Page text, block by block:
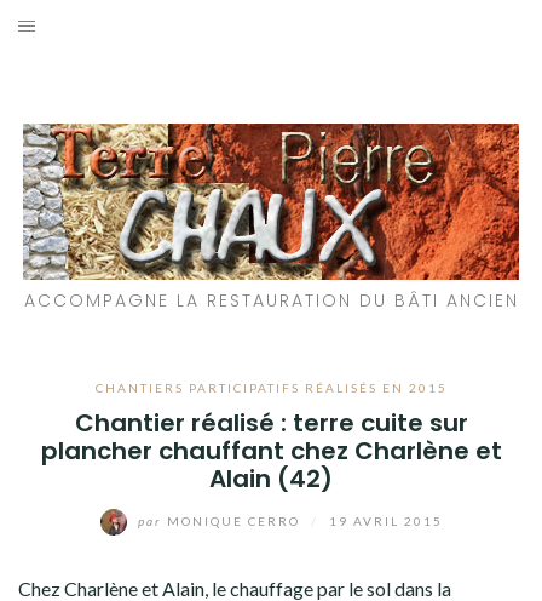
Aller
ACCOMPAGNE LA RESTAURATION DU BÂTI ANCIEN
CHANTIERS PARTICIPATIFS RÉALISÉS EN 2015
Chantier réalisé : terre cuite sur
plancher chauffant chez Charlène et
Alain (42)
par MONIQUE CERRO 19 AVRIL 2015
Chez Charlène et Alain, le chauffage par le sol dans la
PARTICIPATIFS
CHANTIERS RÉALISÉS
QUE PROPOSONS-NOUS ?